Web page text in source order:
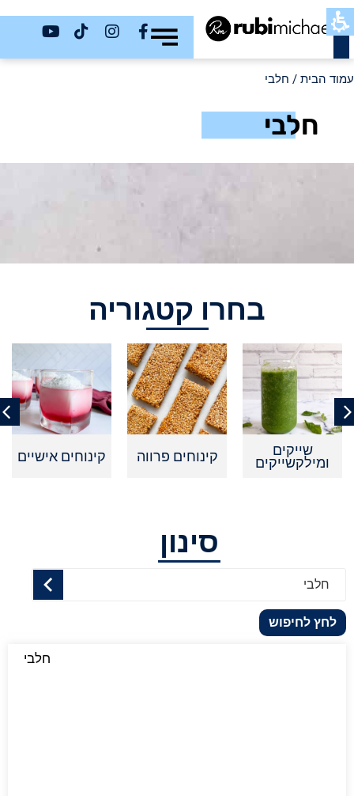
כשר
עמוד הבית / חלבי
חלבי
בחרו קטגוריה
שייקים
ומילקשייקים קינוחים פרווה קינוחים אישיים
סינון
חלבי
לחץ לחיפוש
חלבי